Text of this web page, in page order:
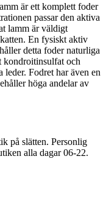
är ett komplett foder
passar den aktiva
lamm är väldigt
En fysiskt aktiv
detta foder naturliga
kondroitinsulfat och
leder. Fodret har även en
höga andelar av
på slätten. Personlig
alla dagar 06-22.